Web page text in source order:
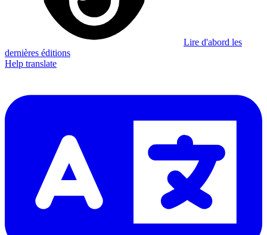
Lire d'abord les
dernières éditions
Help translate